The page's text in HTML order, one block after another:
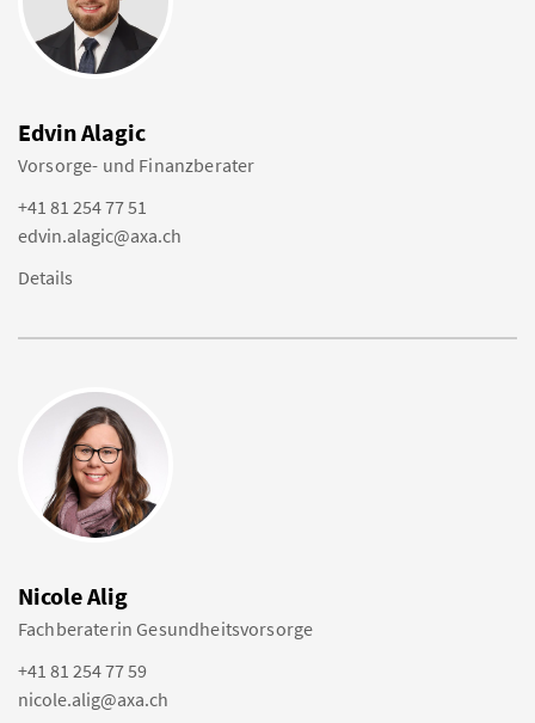
Edvin Alagic
Vorsorge- und Finanzberater
+41 81 254 77 51
edvin.alagic@axa.ch
Details
Nicole Alig
Fachberaterin Gesundheitsvorsorge
+41 81 254 77 59
nicole.alig@axa.ch